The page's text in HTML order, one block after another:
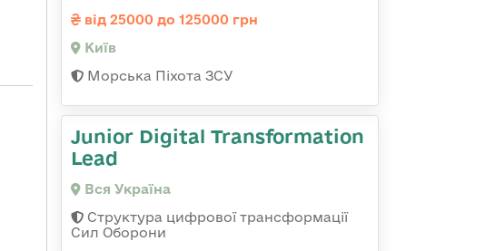
від 25000 до 125000 грн
Київ
Морська Піхота ЗСУ
Junior Digital Transformation
Lead
Вся Україна
Структура цифрової трансформації
Сил Оборони